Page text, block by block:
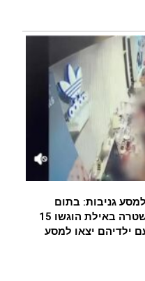
גניבות: בתום
חקירה מאומצת של חוקרי המשטרה באילת הוגשו 15
ילדיהם יצאו למסע